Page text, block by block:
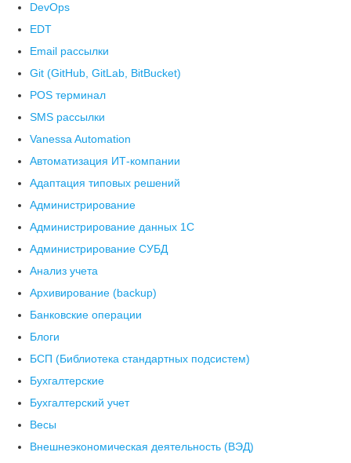
DevOps
EDT
Email рассылки
Git (GitHub, GitLab, BitBucket)
POS терминал
SMS рассылки
Vanessa Automation
Автоматизация ИТ-компании
Адаптация типовых решений
Администрирование
Администрирование данных 1С
Администрирование СУБД
Анализ учета
Архивирование (backup)
Банковские операции
Блоги
БСП (Библиотека стандартных подсистем)
Бухгалтерские
Бухгалтерский учет
Весы
Внешнеэкономическая деятельность (ВЭД)